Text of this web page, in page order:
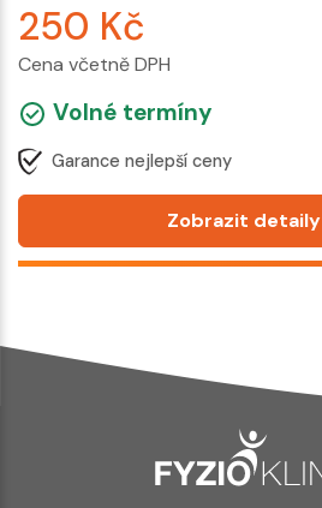
250 Kč
Cena včetně DPH
Volné termíny
Garance nejlepší ceny
Zobrazit detaily